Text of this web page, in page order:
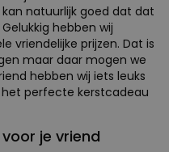
natuurlijk goed dat dat
hebben wij
vriendelijke prijzen. Dat is
maar daar mogen we
hebben wij iets leuks
het perfecte kerstcadeau
je vriend